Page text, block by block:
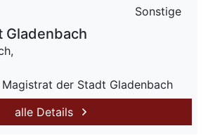
Sonstige
Gladenbach
der Stadt Gladenbach
alle Details